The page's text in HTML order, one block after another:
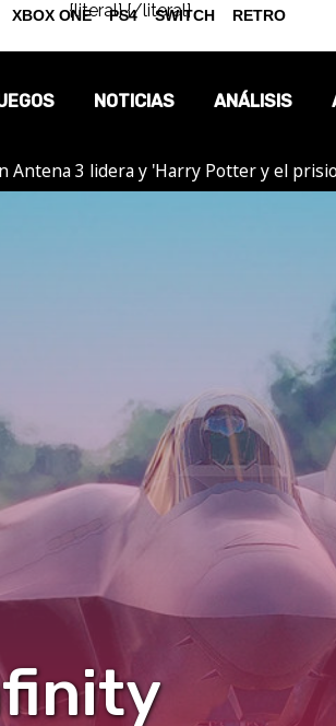
{literal}{/literal}
NOTICIAS
OPINIÓN
ANÁLISIS
Antena 3 lidera y 'Harry Potter y el
XBOX ONE PS4 SWITCH RETRO